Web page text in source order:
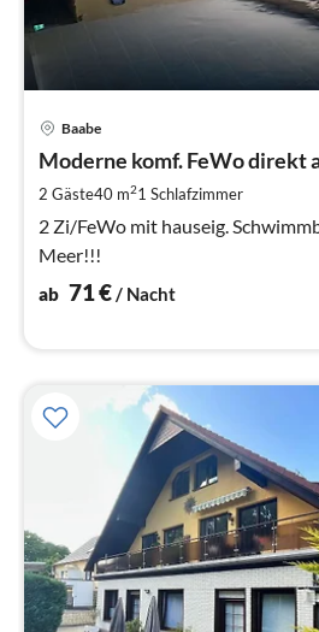
Baabe
Moderne komf. FeWo direkt
2 Gäste40 m21 Schlafzimmer
2 Zi/FeWo mit hauseig.
Meer!!!
ab 71€/ Nacht